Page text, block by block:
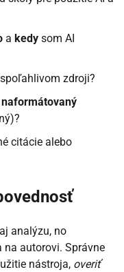
a kedy som AI
zdroji?
citácie alebo
analýzu, no
autorovi. Správne
nástroja, overiť